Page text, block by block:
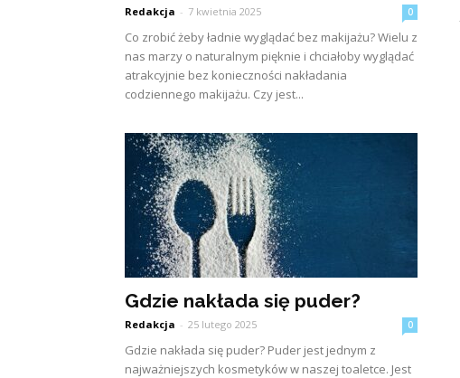
Redakcja - 7 kwietnia 2025 0
Co zrobić żeby ładnie wyglądać bez makijażu? Wielu z
nas marzy o naturalnym pięknie i chciałoby wyglądać
atrakcyjnie bez konieczności nakładania
codziennego makijażu. Czy jest...
Gdzie nakłada się puder?
Redakcja - 25 lutego 2025 0
Gdzie nakłada się puder? Puder jest jednym z
najważniejszych kosmetyków w naszej toaletce. Jest